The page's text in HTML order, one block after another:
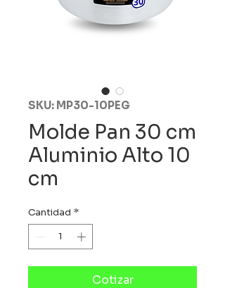
SKU: MP30-10PEG
Molde Pan 30 cm
Aluminio Alto 10
cm
Cantidad *
Cotizar